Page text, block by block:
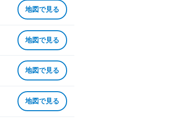
地図で見る
地図で見る
地図で見る
地図で見る